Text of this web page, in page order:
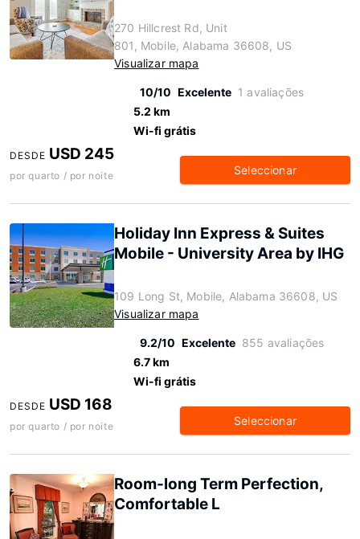
270 Hillcrest Rd, Unit
801, Mobile, Alabama 36608, US
Visualizar mapa
10/10 Excelente 1 avaliações
5.2 km
Wi-fi grátis
DESDE USD 245
por quarto / por noite Seleccionar
Holiday Inn Express & Suites
Mobile - University Area by IHG
109 Long St, Mobile, Alabama 36608, US
Visualizar mapa
9.2/10 Excelente 855 avaliações
6.7 km
Wi-fi grátis
DESDE USD 168
por quarto / por noite Seleccionar
Room-long Term Perfection,
Comfortable L